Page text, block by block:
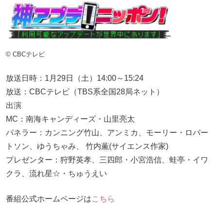
© CBCテレビ
放送日時：1月29日（土）14:00～15:24
放送：CBCテレビ（TBS系全国28局ネット）
出演
MC：南海キャンディーズ・山里亮太
パネラー：カンニング竹山、アンミカ、モーリー・ロバー
トソン、ゆうちゃみ、 竹内薫(サイエンス作家)
プレゼンター：狩野英孝、三四郎・小宮浩信、蛙亭・イワ
クラ、流れ星☆・ちゅうえい
番組公式ホームページはこちら